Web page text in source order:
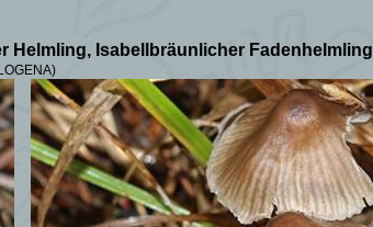
Helmling, Isabellbräunlicher Fadenhelmling